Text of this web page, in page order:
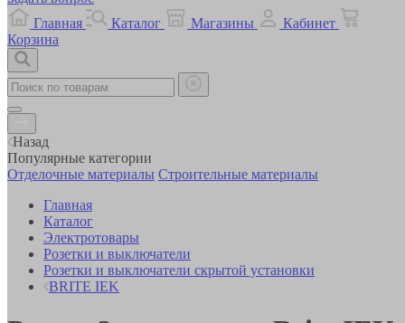
Главная
Каталог Магазины
Кабинет
Корзина
Назад
Популярные категории
Отделочные материалы Строительные материалы
Главная
Каталог
Электротовары
Розетки и выключатели
Розетки и выключатели скрытой установки
BRITE IEK